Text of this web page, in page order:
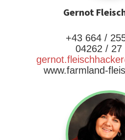
Gernot
+43 664 /
04262 / 27
www.farmland-